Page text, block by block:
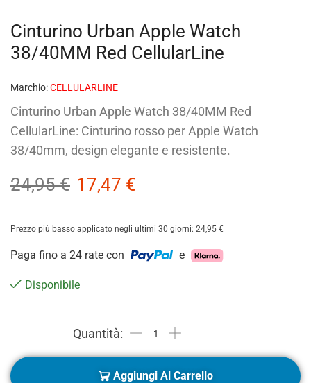
Cinturino Urban Apple Watch
38/40MM Red CellularLine
Marchio:CELLULARLINE
Cinturino Urban Apple Watch 38/40MM Red
CellularLine: Cinturino rosso per Apple Watch
38/40mm, design elegante e resistente.
24,95€ 17,47 €
Prezzo più basso applicato negli ultimi 30 giorni: 24,95 €
Paga fino a 24 rate con e
Disponibile
Aggiungi Al Carrello